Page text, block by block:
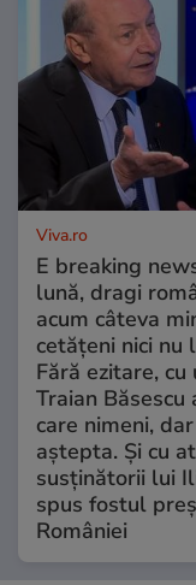
Viva.ro
E breaking
lună, dragi
acum câteva
cetățeni nici nu
Fără ezitare,
Traian
care nimeni,
aștepta. Și cu
susținătorii lui
spus fostul
României